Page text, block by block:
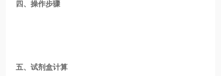
四、操作步骤
五、试剂盒计算